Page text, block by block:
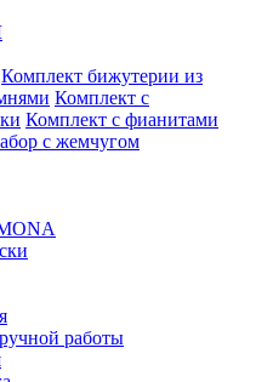
Комплект бижутерии из
Комплект с
Комплект с фианитами
с жемчугом
работы